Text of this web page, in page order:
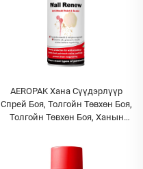
AEROPAK Хана Сүүдэрлүүр
Спрей Боя, Толгойн Төвхөн Боя,
Толгойн Төвхөн Боя, Ханын